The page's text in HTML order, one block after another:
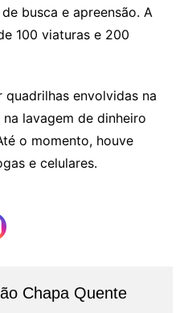
busca e apreensão. A
100 viaturas e 200
envolvidas na
lavagem de dinheiro
o momento, houve
e celulares.
Chapa Quente